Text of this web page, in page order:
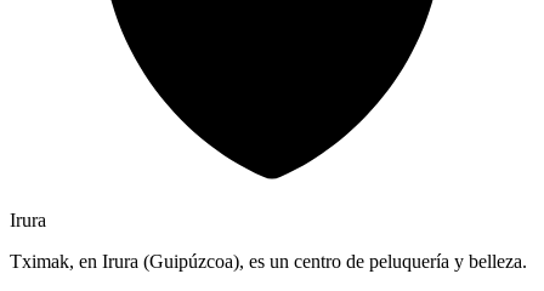
Irura
Tximak, en Irura (Guipúzcoa), es un centro de peluquería y belleza.